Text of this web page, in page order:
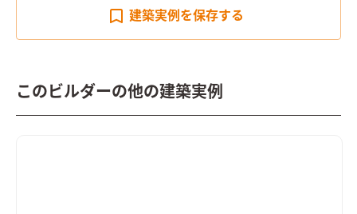
建築実例を保存する
このビルダーの他の建築実例